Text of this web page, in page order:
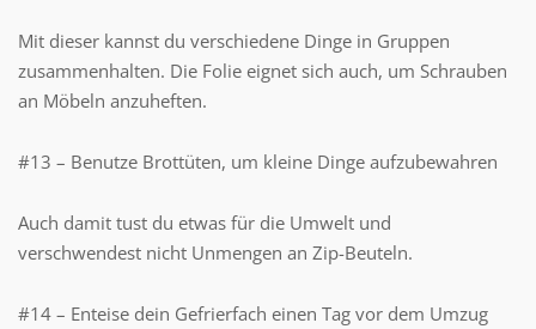
Mit dieser kannst du verschiedene Dinge in Gruppen
zusammenhalten. Die Folie eignet sich auch, um Schrauben
an Möbeln anzuheften.
#13 – Benutze Brottüten, um kleine Dinge aufzubewahren
Auch damit tust du etwas für die Umwelt und
verschwendest nicht Unmengen an Zip-Beuteln.
#14 – Enteise dein Gefrierfach einen Tag vor dem Umzug